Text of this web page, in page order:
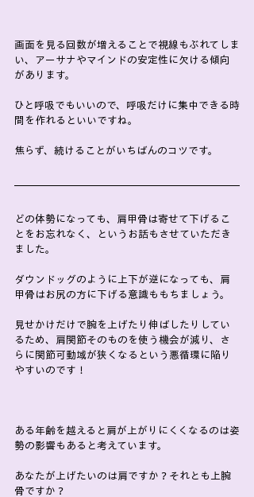
画面を見る回数が増えることで視線もぶれてしま
い、アーサナやマインドの安定性に欠ける傾向
があります。
ひと呼吸でもいいので、呼吸だけに集中できる時
間を作れるといいですね。
焦らず、続けることがいちばんのコツです。
どの体勢になっても、肩甲骨は寄せて下げるこ
とをお忘れなく、というお話もさせていただき
ました。
ダウンドッグのように上下が逆になっても、肩
甲骨はお尻の方に下げる意識ももちましょう。
見せかけだけで腕を上げたり伸ばしたりしてい
るため、肩関節そのものを使う機会が減り、さ
らに関節可動域が狭くなるという悪循環に陥り
やすいのです！
ある年齢を越えると肩が上がりにくくなるのは姿
勢の影響もあると考えています。
あなたが上げたいのは肩ですか？それとも上腕
骨ですか？